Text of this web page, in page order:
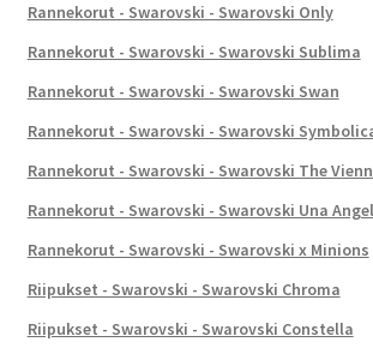
Rannekorut - Swarovski - Swarovski Only
Rannekorut - Swarovski - Swarovski Sublima
Rannekorut - Swarovski - Swarovski Swan
Rannekorut - Swarovski - Swarovski
Rannekorut - Swarovski - Swarovski The
Rannekorut - Swarovski - Swarovski Una
Rannekorut - Swarovski - Swarovski x Minions
Riipukset - Swarovski - Swarovski Chroma
Riipukset - Swarovski - Swarovski Constella